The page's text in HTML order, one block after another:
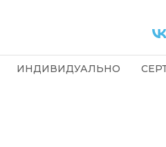
ИНДИВИДУАЛЬНО